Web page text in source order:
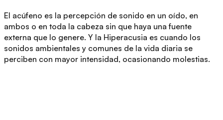
El acúfeno es la percepción de sonido en un oído, en
ambos o en toda la cabeza sin que haya una fuente
externa que lo genere. Y la Hiperacusia es cuando los
sonidos ambientales y comunes de la vida diaria se
perciben con mayor intensidad, ocasionando molestias.